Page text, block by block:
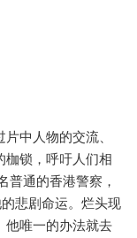
中人物的交流、
枷锁，呼吁人们相
普通的香港警察，
悲剧命运。烂头现
他唯一的办法就去